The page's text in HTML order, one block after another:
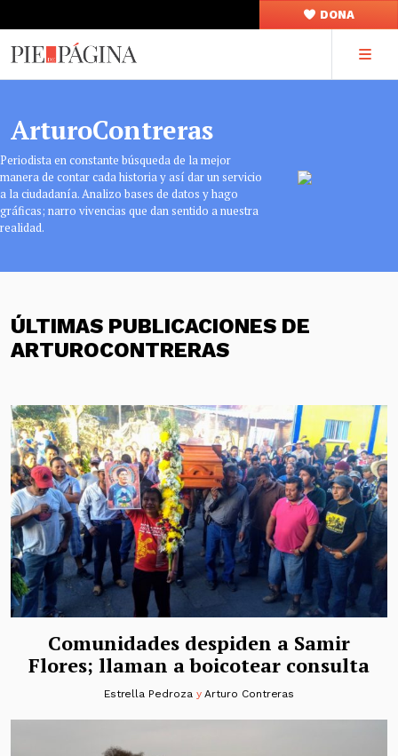
DONA
ArturoContreras
Periodista en constante búsqueda de la mejor
manera de contar cada historia y así dar un servicio
a la ciudadanía. Analizo bases de datos y hago
gráficas; narro vivencias que dan sentido a nuestra
realidad.
ÚLTIMAS PUBLICACIONES DE
ARTUROCONTRERAS
Comunidades despiden a Samir
Flores; llaman a boicotear consulta
Estrella PedrozayArturo Contreras